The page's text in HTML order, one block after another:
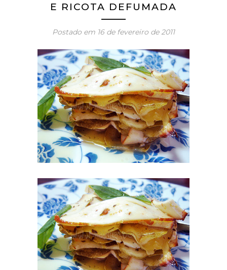
E RICOTA DEFUMADA
Postado em 16 de fevereiro de 2011